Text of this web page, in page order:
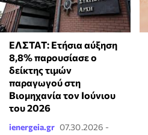
ΕΛΣΤΑΤ: Ετήσια αύξηση
8,8% παρουσίασε ο
δείκτης τιμών
παραγωγού στη
Βιομηχανία τον Ιούνιου
του 2026
ienergeia.gr 07.30.2026 -